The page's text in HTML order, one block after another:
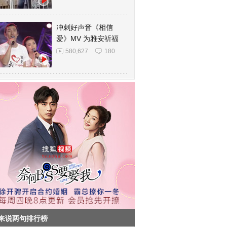
冲刺好声音《相信
爱》MV 为雅安祈福
580,627 180
说两句排行榜